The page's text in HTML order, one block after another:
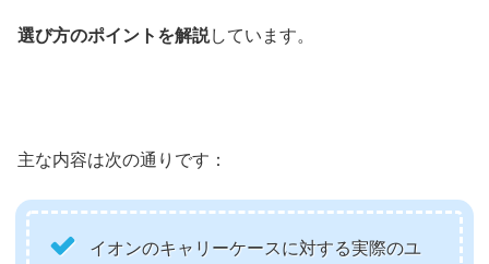
選び方のポイントを解説しています。
主な内容は次の通りです：
イオンのキャリーケースに対する実際のユ